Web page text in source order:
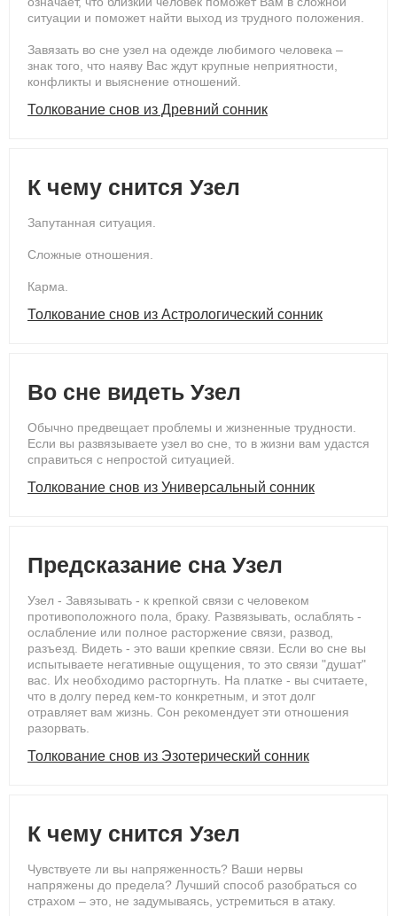
ситуации и поможет найти выход из трудного положения.
Завязать во сне узел на одежде любимого человека –
знак того, что наяву Вас ждут крупные неприятности,
конфликты и выяснение отношений.
Толкование снов из Древний сонник
К чему снится Узел
Запутанная ситуация.
Сложные отношения.
Карма.
Толкование снов из Астрологический сонник
Во сне видеть Узел
Обычно предвещает проблемы и жизненные трудности.
Если вы развязываете узел во сне, то в жизни вам удастся
справиться с непростой ситуацией.
Толкование снов из Универсальный сонник
Предсказание сна Узел
Узел - Завязывать - к крепкой связи с человеком
противоположного пола, браку. Развязывать, ослаблять -
ослабление или полное расторжение связи, развод,
разъезд. Видеть - это ваши крепкие связи. Если во сне вы
испытываете негативные ощущения, то это связи "душат"
вас. Их необходимо расторгнуть. На платке - вы считаете,
что в долгу перед кем-то конкретным, и этот долг
отравляет вам жизнь. Сон рекомендует эти отношения
разорвать.
Толкование снов из Эзотерический сонник
К чему снится Узел
Чувствуете ли вы напряженность? Ваши нервы
напряжены до предела? Лучший способ разобраться со
страхом – это, не задумываясь, устремиться в атаку.